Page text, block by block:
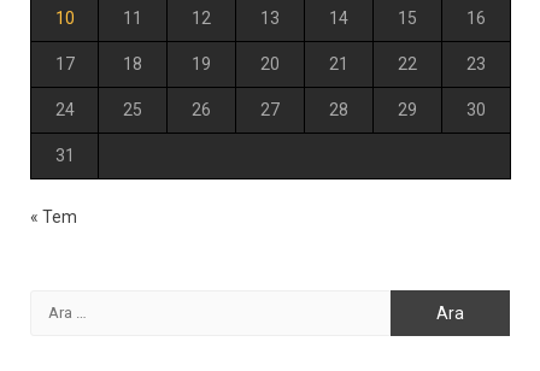
10 11 12 13 14 15 16
17 18 19 20 21 22 23
24 25 26 27 28 29 30
31
« Tem